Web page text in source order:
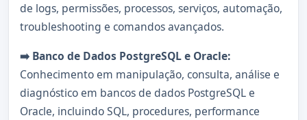
de logs, permissões, processos, serviços, automação,
troubleshooting e comandos avançados.
➡️ Banco de Dados PostgreSQL e Oracle:
Conhecimento em manipulação, consulta, análise e
diagnóstico em bancos de dados PostgreSQL e
Oracle, incluindo SQL, procedures, performance